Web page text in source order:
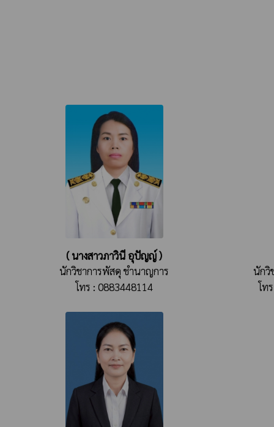
( นางสาวภาวินี อุปัญญ์ )
นักวิชาการพัสดุ ชำนาญการ
โทร : 0883448114
นักวิ
โท